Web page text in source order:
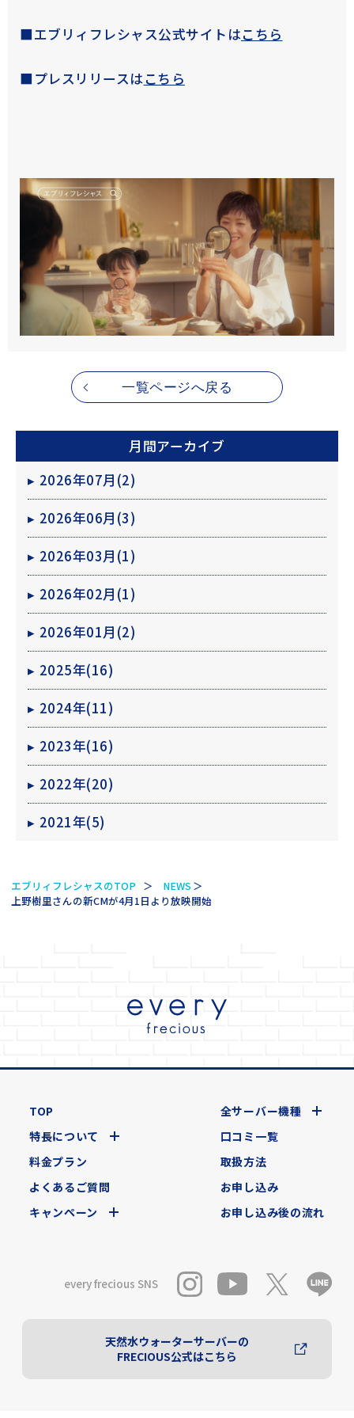
式動画 BEAMS DESIGN公式動画
■エブリィフレシャス公式サイトはこちら
■プレスリリースはこちら
一覧ページへ戻る
月間アーカイブ
▸ 2026年07月(2)
▸ 2026年06月(3)
▸ 2026年03月(1)
▸ 2026年02月(1)
▸ 2026年01月(2)
▸ 2025年(16)
▸ 2024年(11)
▸ 2023年(16)
▸ 2022年(20)
▸ 2021年(5)
エブリィフレシャスのTOP
NEWS
上野樹里さんの新CMが4月1日より放映開始
TOP
特長について
料金プラン
よくあるご質問
キャンペーン
全サーバー機種
口コミ一覧
取扱方法
お申し込み
お申し込み後の流れ
every frecious SNS
天然水ウォーターサーバーの
FRECIOUS公式はこちら